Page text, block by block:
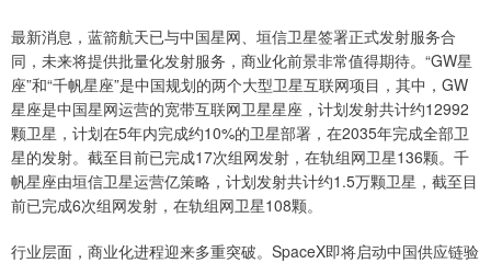
最新消息，蓝箭航天已与中国星网、垣信卫星签署正式发射服务合
同，未来将提供批量化发射服务，商业化前景非常值得期待。“GW星
座”和“千帆星座”是中国规划的两个大型卫星互联网项目，其中，GW
星座是中国星网运营的宽带互联网卫星星座，计划发射共计约12992
颗卫星，计划在5年内完成约10%的卫星部署，在2035年完成全部卫
星的发射。截至目前已完成17次组网发射，在轨组网卫星136颗。千
帆星座由垣信卫星运营亿策略，计划发射共计约1.5万颗卫星，截至目
前已完成6次组网发射，在轨组网卫星108颗。
行业层面，商业化进程迎来多重突破。SpaceX即将启动中国供应链验